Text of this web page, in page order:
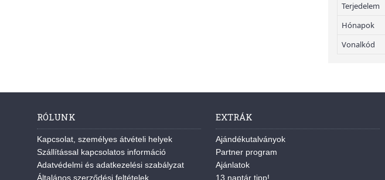
Terjedelem
Hónapok
Vonalkód
RÓLUNK
Kapcsolat, személyes átvételi helyek
Szállítással kapcsolatos információ
Adatvédelmi és adatkezelési szabályzat
Általános szerződési feltételek
EXTRÁK
Ajándékutalványok
Partner program
Ajánlatok
13 naptár tipp!